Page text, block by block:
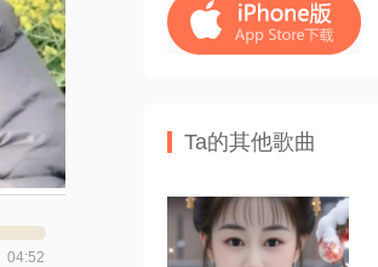
04:52
Ta的其他歌曲